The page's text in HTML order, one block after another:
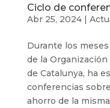
Ciclo de
Abr 25, 2024|
Durante los
de la
de Catalunya, ha
conferencias
ahorro de la